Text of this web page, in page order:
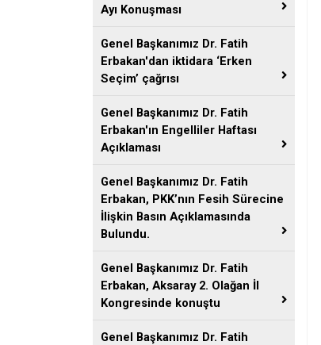
Ayı Konuşması
Genel Başkanımız Dr. Fatih
Erbakan'dan iktidara ‘Erken
Seçim’ çağrısı
Genel Başkanımız Dr. Fatih
Erbakan'ın Engelliler Haftası
Açıklaması
Genel Başkanımız Dr. Fatih
Erbakan, PKK’nın Fesih Sürecine
İlişkin Basın Açıklamasında
Bulundu.
Genel Başkanımız Dr. Fatih
Erbakan, Aksaray 2. Olağan İl
Kongresinde konuştu
Genel Başkanımız Dr. Fatih